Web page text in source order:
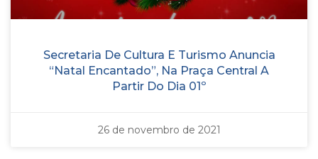
Secretaria De Cultura E Turismo Anuncia
“Natal Encantado”, Na Praça Central A
Partir Do Dia 01º
26 de novembro de 2021